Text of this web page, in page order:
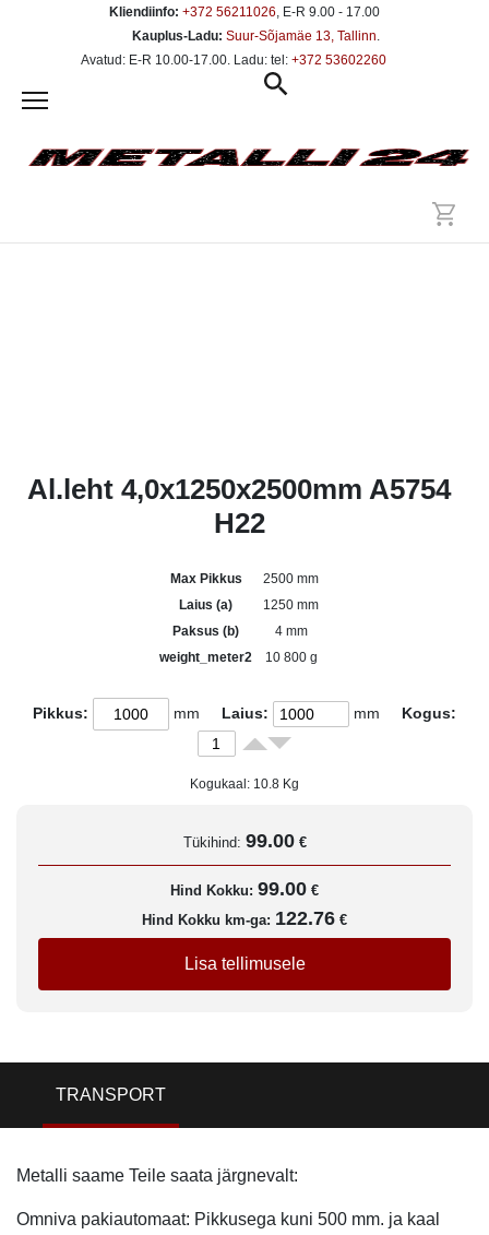
Kliendiinfo: +372 56211026, E-R 9.00 - 17.00
Kauplus-Ladu: Suur-Sõjamäe 13, Tallinn.
Avatud: E-R 10.00-17.00. Ladu: tel: +372 53602260
Al.leht 4,0x1250x2500mm A5754
H22
Max Pikkus
2500 mm
Laius (a)
1250 mm
Paksus (b)
4 mm
weight_meter2
10 800 g
Pikkus: mm Laius: mm Kogus:
Kogukaal: 10.8 Kg
Tükihind: 99.00 €
Hind Kokku: 99.00 €
Hind Kokku km-ga: 122.76 €
Lisa tellimusele
TRANSPORT
Metalli saame Teile saata järgnevalt:
Omniva pakiautomaat: Pikkusega kuni 500 mm. ja kaal